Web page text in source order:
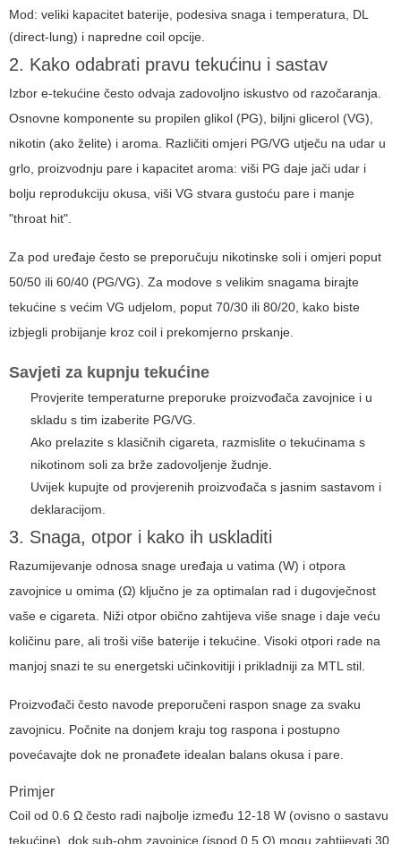
Mod: veliki kapacitet baterije, podesiva snaga i temperatura, DL
(direct-lung) i napredne coil opcije.
2. Kako odabrati pravu tekućinu i sastav
Izbor e-tekućine često odvaja zadovoljno iskustvo od razočaranja.
Osnovne komponente su propilen glikol (PG), biljni glicerol (VG),
nikotin (ako želite) i aroma. Različiti omjeri PG/VG utječu na udar u
grlo, proizvodnju pare i kapacitet aroma: viši PG daje jači udar i
bolju reprodukciju okusa, viši VG stvara gustoću pare i manje
"throat hit".
Za pod uređaje često se preporučuju nikotinske soli i omjeri poput
50/50 ili 60/40 (PG/VG). Za modove s velikim snagama birajte
tekućine s većim VG udjelom, poput 70/30 ili 80/20, kako biste
izbjegli probijanje kroz coil i prekomjerno prskanje.
Savjeti za kupnju tekućine
Provjerite temperaturne preporuke proizvođača zavojnice i u
skladu s tim izaberite PG/VG.
Ako prelazite s klasičnih cigareta, razmislite o tekućinama s
nikotinom soli za brže zadovoljenje žudnje.
Uvijek kupujte od provjerenih proizvođača s jasnim sastavom i
deklaracijom.
3. Snaga, otpor i kako ih uskladiti
Razumijevanje odnosa snage uređaja u vatima (W) i otpora
zavojnice u omima (Ω) ključno je za optimalan rad i dugovječnost
vaše e cigareta . Niži otpor obično zahtijeva više snage i daje veću
količinu pare, ali troši više baterije i tekućine. Visoki otpori rade na
manjoj snazi te su energetski učinkovitiji i prikladniji za MTL stil.
Proizvođači često navode preporučeni raspon snage za svaku
zavojnicu. Počnite na donjem kraju tog raspona i postupno
povećavajte dok ne pronađete idealan balans okusa i pare.
Primjer
Coil od 0.6 Ω često radi najbolje između 12-18 W (ovisno o sastavu
tekućine), dok sub-ohm zavojnice (ispod 0.5 Ω) mogu zahtijevati 30